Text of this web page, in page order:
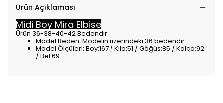
Ürün Açıklaması
Midi Boy Mira Elbise
Ürün 36-38-40-42 Bedendir
Model Beden: Modelin üzerindeki 36 bedendir.
Model Ölçüleri: Boy:167 / Kilo:51 / Göğüs:85 / Kalça:92
/ Bel:69